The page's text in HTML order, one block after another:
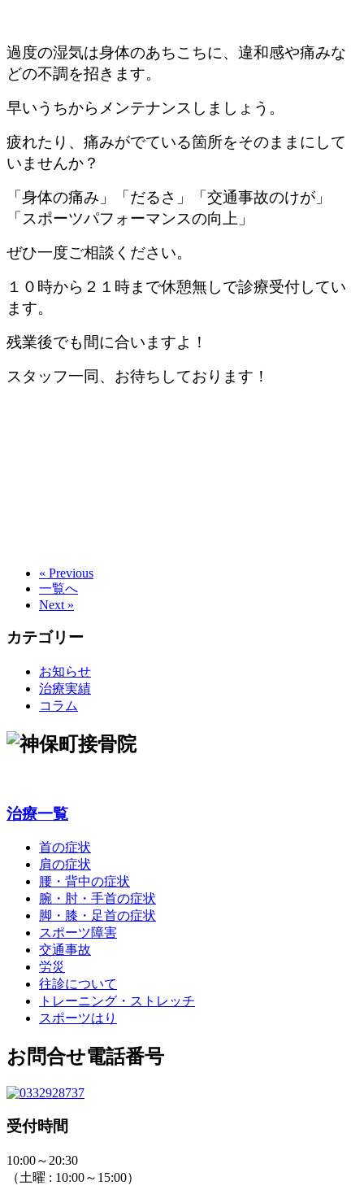
過度の湿気は身体のあちこちに、違和感や痛みな
どの不調を招きます。
早いうちからメンテナンスしましょう。
疲れたり、痛みがでている箇所をそのままにして
いませんか？
「身体の痛み」「だるさ」「交通事故のけが」
「スポーツパフォーマンスの向上」
ぜひ一度ご相談ください。
１０時から２１時まで休憩無しで診療受付してい
ます。
残業後でも間に合いますよ！
スタッフ一同、お待ちしております！
« Previous
一覧へ
Next »
カテゴリー
お知らせ
治療実績
コラム
治療一覧
首の症状
肩の症状
腰・背中の症状
腕・肘・手首の症状
脚・膝・足首の症状
スポーツ障害
交通事故
労災
往診について
トレーニング・ストレッチ
スポーツはり
お問合せ電話番号
受付時間
10:00～20:30
（土曜 : 10:00～15:00）